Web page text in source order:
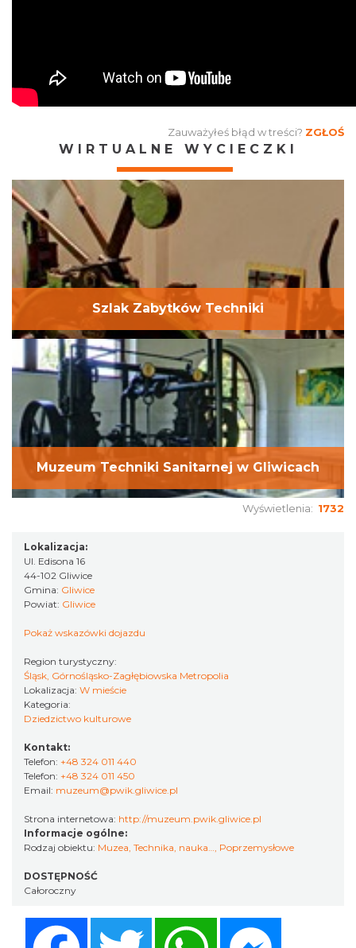
Zauważyłeś błąd w treści? ZGŁOŚ
WIRTUALNE WYCIECZKI
Szlak Zabytków Techniki
Muzeum Techniki Sanitarnej w Gliwicach
Wyświetlenia: 1732
Lokalizacja:
Ul. Edisona 16
44-102 Gliwice
Gmina: Gliwice
Powiat: Gliwice
Pokaż wskazówki dojazdu
Region turystyczny:
Śląsk, Górnośląsko-Zagłębiowska Metropolia
Lokalizacja: W mieście
Kategoria:
Dziedzictwo kulturowe
Kontakt:
Telefon: +48 324 011 440
Telefon: +48 324 011 450
Email: muzeum@pwik.gliwice.pl
Strona internetowa: http://muzeum.pwik.gliwice.pl
Informacje ogólne:
Rodzaj obiektu: Muzea, Technika, nauka…, Poprzemysłowe
DOSTĘPNOŚĆ
Całoroczny
Twitter WhatsApp